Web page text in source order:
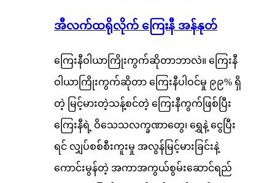
အီလက်ထရိုလိုက် ကြေးနီ အန်နုတ်
ကြေးနီဝါယာကြိုးကွက်ဆိုတာဘာလဲ။ ကြေးနီ
ဝါယာကြိုးကွက်ဆိုတာ ကြေးနီပါဝင်မှု ၉၉% ရှိ
တဲ့ မြင့်မားတဲ့သန့်စင်တဲ့ ကြေးနီကွက်ဖြစ်ပြီး
ကြေးနီရဲ့ ဝိသေသလက္ခဏာတွေ၊ ရွှေနဲ့ ငွေပြီး
ရင် လျှပ်စစ်စီးကူးမှု အလွန်မြင့်မားခြင်းနဲ့
ကောင်းမွန်တဲ့ အကာအကွယ်စွမ်းဆောင်ရည်